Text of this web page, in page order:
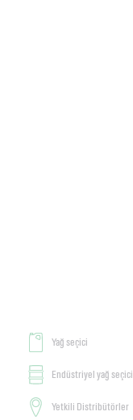
Yağ seçici
Endüstriyel yağ seçici
Yetkili Distribütörler